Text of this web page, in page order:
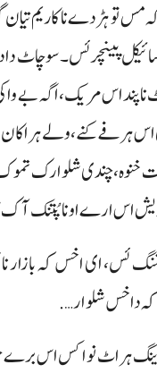
مس تو ہڑدے نا کاریم
پینچر ئس۔ سوچاٹ
پند اس مریک، اگہ بے
اس ہرفے کنے، ولے
خنوہ، چندی شلوارک
اس ارے اونا پُتنک آک ہم
ئس، ای اخس کہ بازار
داخس شلوار….
ہراٹ نوا کس اس برے